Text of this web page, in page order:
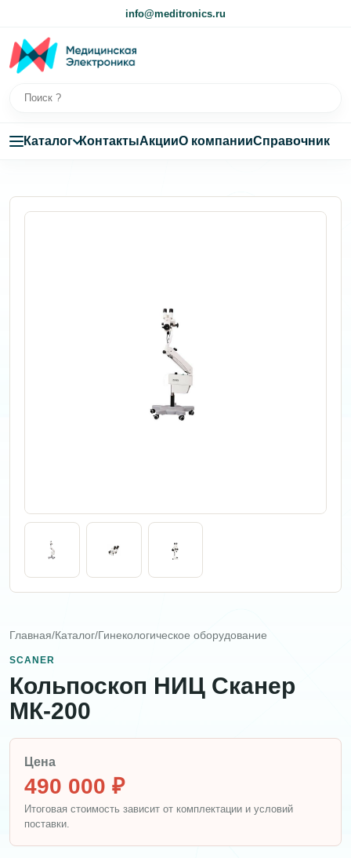
info@meditronics.ru
Каталог КонтактыАкцииО компанииСправочник
Главная/Каталог/Гинекологическое оборудование
SCANER
Кольпоскоп НИЦ Сканер
МК-200
Цена
490 000 ₽
Итоговая стоимость зависит от комплектации и условий
поставки.